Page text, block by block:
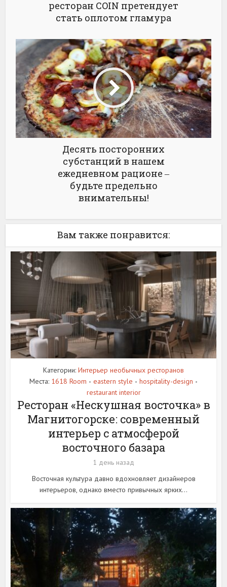
ресторан COIN претендует
стать оплотом гламура
Десять посторонних
субстанций в нашем
ежедневном рационе ‒
будьте предельно
внимательны!
Вам также понравится:
Категории: Интерьер необычных ресторанов
Места: 1618 Room • eastern style • hospitality-design •
restaurant interior
Ресторан «Нескушная восточка» в
Магнитогорске: современный
интерьер с атмосферой
восточного базара
1 день назад
Восточная культура давно вдохновляет дизайнеров
интерьеров, однако вместо привычных ярких...